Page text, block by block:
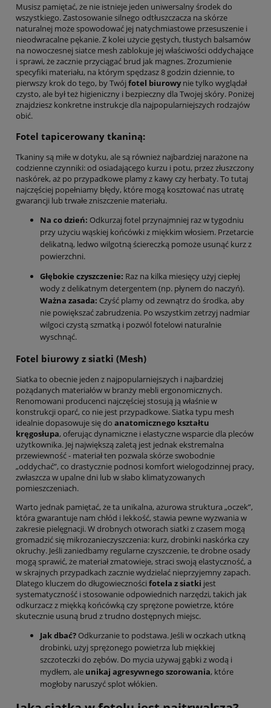
Musisz pamiętać, że nie istnieje jeden uniwersalny środek do
wszystkiego. Zastosowanie silnego odtłuszczacza na skórze
naturalnej może spowodować jej natychmiastowe przesuszenie i
nieodwracalne pękanie. Z kolei użycie gęstych, tłustych balsamów
na nowoczesnej siatce mesh zablokuje jej właściwości oddychające
i sprawi, że zacznie przyciągać brud jak magnes. Zrozumienie
specyfiki materiału, na którym spędzasz 8 godzin dziennie, to
pierwszy krok do tego, by Twój fotel biurowynie tylko wyglądał
czysto, ale był też higieniczny i bezpieczny dla Twojej skóry. Poniżej
znajdziesz konkretne instrukcje dla najpopularniejszych rodzajów
obić.
Fotel tapicerowany tkaniną:
Tkaniny są miłe w dotyku, ale są również najbardziej narażone na
codzienne czynniki: od osiadającego kurzu i potu, przez złuszczony
naskórek, aż po przypadkowe plamy z kawy czy herbaty. To tutaj
najczęściej popełniamy błędy, które mogą kosztować nas utratę
gwarancji lub trwałe zniszczenie materiału.
Na co dzień: Odkurzaj fotel przynajmniej raz w tygodniu
przy użyciu wąskiej końcówki z miękkim włosiem. Przetarcie
delikatną, ledwo wilgotną ściereczką pomoże usunąć kurz z
powierzchni.
Głębokie czyszczenie: Raz na kilka miesięcy użyj ciepłej
wody z delikatnym detergentem (np. płynem do naczyń).
Ważna zasada: Czyść plamy od zewnątrz do środka, aby
nie powiększać zabrudzenia. Po wszystkim zetrzyj nadmiar
wilgoci czystą szmatką i pozwól fotelowi naturalnie
wyschnąć.
Fotel biurowy z siatki (Mesh)
Siatka to obecnie jeden z najpopularniejszych i najbardziej
pożądanych materiałów w branży mebli ergonomicznych.
Renomowani producenci najczęściej stosują ją właśnie w
konstrukcji oparć, co nie jest przypadkowe. Siatka typu mesh
idealnie dopasowuje się do anatomicznego kształtu
kręgosłupa, oferując dynamiczne i elastyczne wsparcie dla pleców
użytkownika. Jej największą zaletą jest jednak ekstremalna
przewiewność - materiał ten pozwala skórze swobodnie
„oddychać”, co drastycznie podnosi komfort wielogodzinnej pracy,
zwłaszcza w upalne dni lub w słabo klimatyzowanych
pomieszczeniach.
Warto jednak pamiętać, że ta unikalna, ażurowa struktura „oczek”,
która gwarantuje nam chłód i lekkość, stawia pewne wyzwania w
zakresie pielęgnacji. W drobnych otworach siatki z czasem mogą
gromadzić się mikrozanieczyszczenia: kurz, drobinki naskórka czy
okruchy. Jeśli zaniedbamy regularne czyszczenie, te drobne osady
mogą sprawić, że materiał zmatowieje, straci swoją elastyczność, a
w skrajnych przypadkach zacznie wydzielać nieprzyjemny zapach.
Dlatego kluczem do długowieczności fotela z siatki jest
systematyczność i stosowanie odpowiednich narzędzi, takich jak
odkurzacz z miękką końcówką czy sprężone powietrze, które
skutecznie usuną brud z trudno dostępnych miejsc.
Jak dbać? Odkurzanie to podstawa. Jeśli w oczkach utkną
drobinki, użyj sprężonego powietrza lub miękkiej
szczoteczki do zębów. Do mycia używaj gąbki z wodą i
mydłem, ale unikaj agresywnego szorowania, które
mogłoby naruszyć splot włókien.